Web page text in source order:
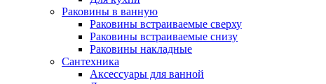
Раковины в ванную
Раковины встраиваемые сверху
Раковины встраиваемые снизу
Раковины накладные
Сантехника
Аксессуары для ванной